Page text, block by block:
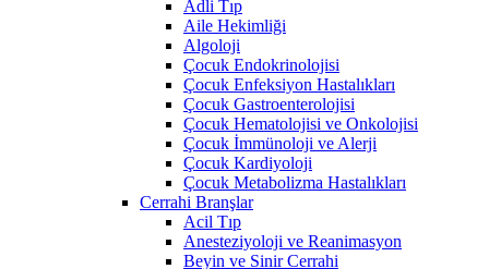
Adli Tıp
Aile Hekimliği
Algoloji
Çocuk Endokrinolojisi
Çocuk Enfeksiyon Hastalıkları
Çocuk Gastroenterolojisi
Çocuk Hematolojisi ve Onkolojisi
Çocuk İmmünoloji ve Alerji
Çocuk Kardiyoloji
Çocuk Metabolizma Hastalıkları
Cerrahi Branşlar
Acil Tıp
Anesteziyoloji ve Reanimasyon
Beyin ve Sinir Cerrahi